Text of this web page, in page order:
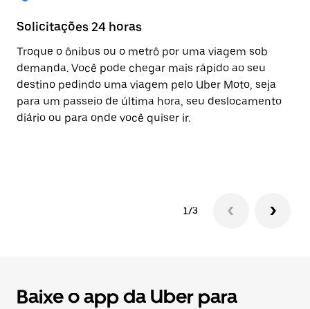
Solicitações 24 horas
Troque o ônibus ou o metrô por uma viagem sob
demanda. Você pode chegar mais rápido ao seu
destino pedindo uma viagem pelo Uber Moto, seja
para um passeio de última hora, seu deslocamento
diário ou para onde você quiser ir.
1/3
Baixe o app da Uber para